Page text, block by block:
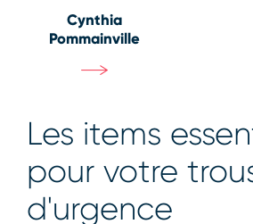
Cynthia
Pommainville
Les items
pour votre
d'urgence